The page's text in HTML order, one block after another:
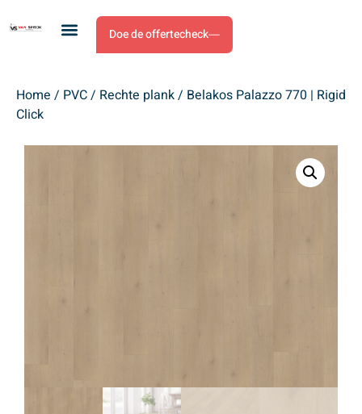
Doe de offertecheck
Home / PVC/ Rechte plank/ Belakos Palazzo 770 | Rigid
Click